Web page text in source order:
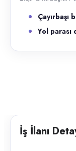
Çayırbaşı
Yol parası
İş İlanı